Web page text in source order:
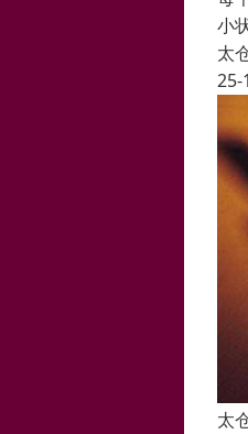
小
太
25-
太